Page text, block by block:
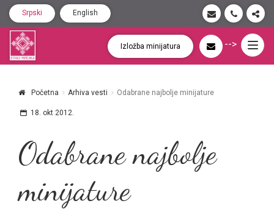
Srpski English
Izložba minijatura -->
Početna Arhiva vesti Odabrane najbolje minijature
18. okt 2012.
Odabrane najbolje
minijature